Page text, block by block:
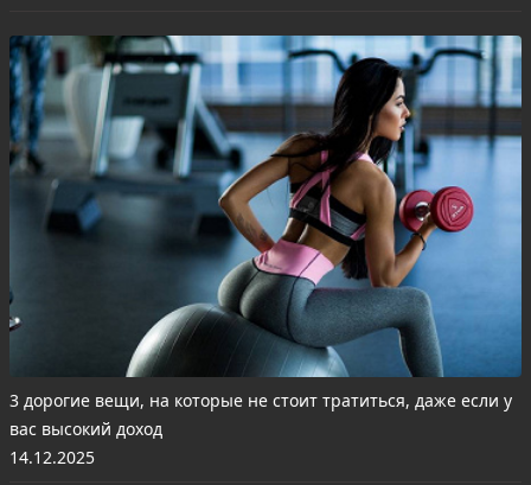
3 дорогие вещи, на которые не стоит тратиться, даже если у
вас высокий доход
14.12.2025